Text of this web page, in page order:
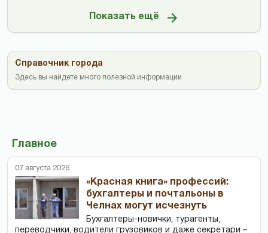
Показать ещё
Справочник города
Здесь вы найдете много полезной информации
Главное
07 августа 2026
«Красная книга» профессий:
бухгалтеры и почтальоны в
Челнах могут исчезнуть
Бухгалтеры-новички, тур­агенты,
переводчики, водители грузовиков и даже секретари –